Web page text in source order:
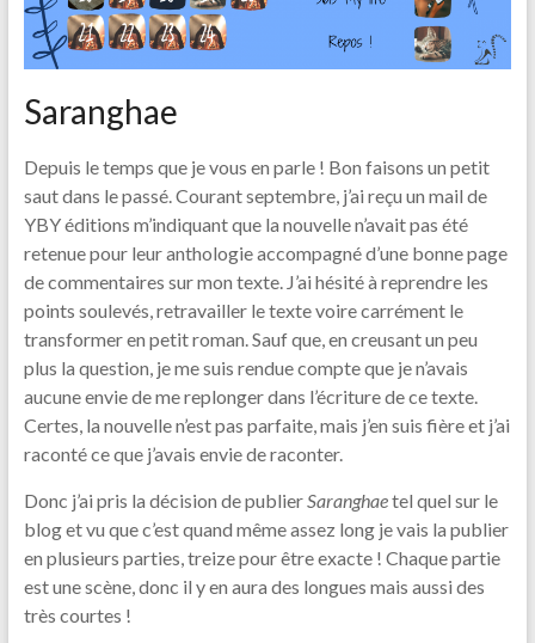
Saranghae
Depuis le temps que je vous en parle ! Bon faisons un petit
saut dans le passé. Courant septembre, j’ai reçu un mail de
YBY éditions m’indiquant que la nouvelle n’avait pas été
retenue pour leur anthologie accompagné d’une bonne page
de commentaires sur mon texte. J’ai hésité à reprendre les
points soulevés, retravailler le texte voire carrément le
transformer en petit roman. Sauf que, en creusant un peu
plus la question, je me suis rendue compte que je n’avais
aucune envie de me replonger dans l’écriture de ce texte.
Certes, la nouvelle n’est pas parfaite, mais j’en suis fière et j’ai
raconté ce que j’avais envie de raconter.
Donc j’ai pris la décision de publierSaranghaetel quel sur le
blog et vu que c’est quand même assez long je vais la publier
en plusieurs parties, treize pour être exacte ! Chaque partie
est une scène, donc il y en aura des longues mais aussi des
très courtes !